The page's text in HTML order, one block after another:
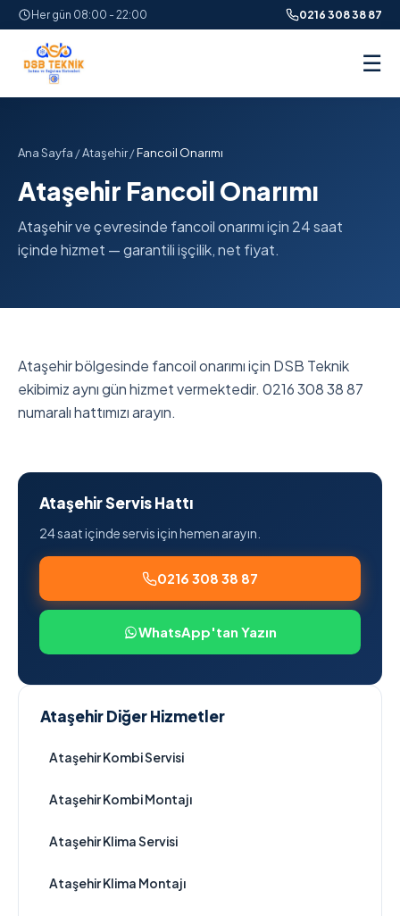
Her gün 08:00 - 22:00 0216 308 38 87
☰
Ana Sayfa /Ataşehir/Fancoil Onarımı
Ataşehir Fancoil Onarımı
Ataşehir ve çevresinde fancoil onarımı için 24 saat
içinde hizmet — garantili işçilik, net fiyat.
Ataşehir bölgesinde fancoil onarımı için DSB Teknik
ekibimiz aynı gün hizmet vermektedir. 0216 308 38 87
numaralı hattımızı arayın.
Ataşehir Servis Hattı
24 saat içinde servis için hemen arayın.
0216 308 38 87
WhatsApp'tan Yazın
Ataşehir Diğer Hizmetler
Ataşehir Kombi Servisi
Ataşehir Kombi Montajı
Ataşehir Klima Servisi
Ataşehir Klima Montajı